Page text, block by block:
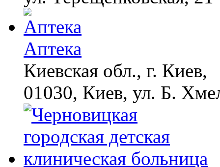
Аптека
Киевская обл., г. Киев,
01030, Киев, ул. Б.